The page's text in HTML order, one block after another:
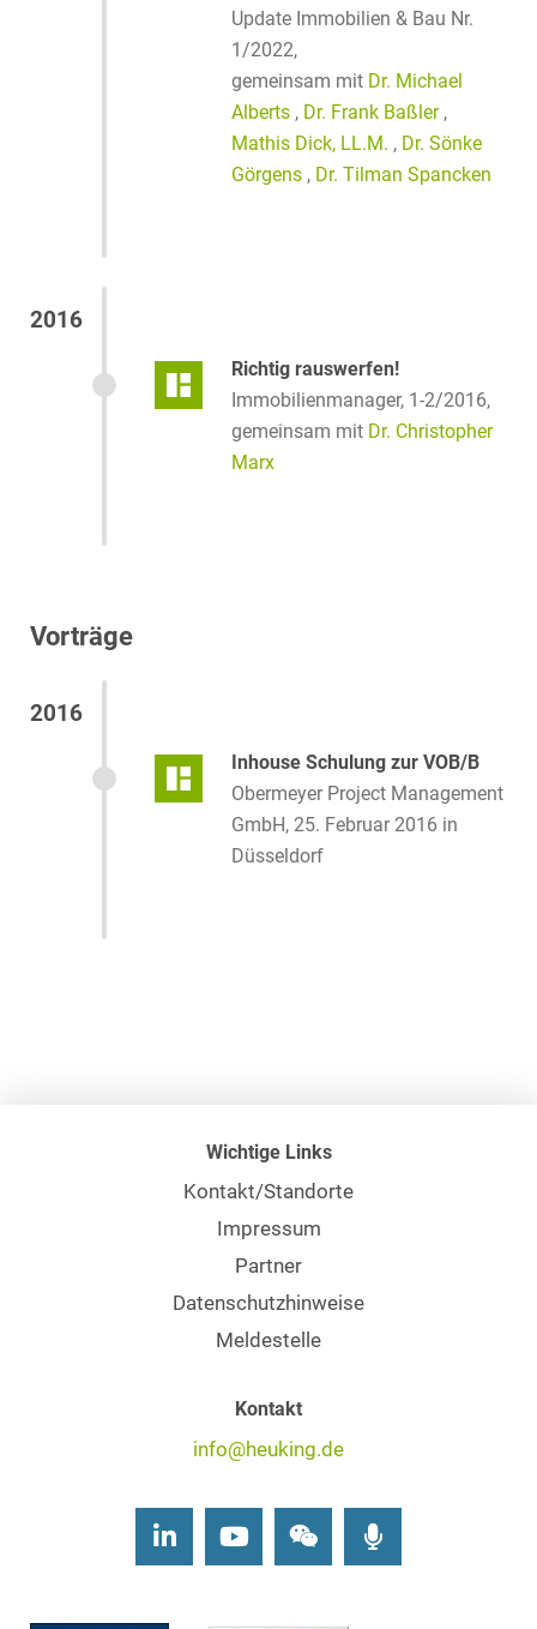
Update Immobilien & Bau Nr.
1/2022,
gemeinsam mit Dr. Michael
Alberts , Dr. Frank Baßler ,
Mathis Dick, LL.M. , Dr. Sönke
Görgens , Dr. Tilman Spancken
2016
Richtig rauswerfen!
Immobilienmanager, 1-2/2016,
gemeinsam mit Dr. Christopher
Marx
Vorträge
2016
Inhouse Schulung zur VOB/B
Obermeyer Project Management
GmbH, 25. Februar 2016 in
Düsseldorf
Wichtige Links
Kontakt/Standorte
Impressum
Partner
Datenschutzhinweise
Meldestelle
Kontakt
info@heuking.de
LinkedInYoutubeWechat